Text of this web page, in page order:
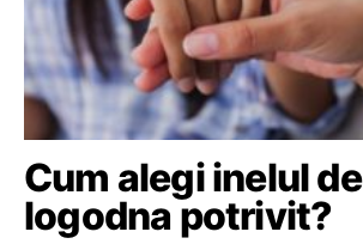
Cum alegi inelul de
logodna potrivit?